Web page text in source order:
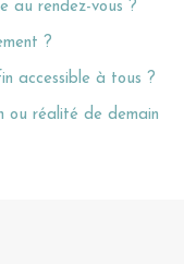
au rendez-vous ?
?
accessible à tous ?
ou réalité de demain